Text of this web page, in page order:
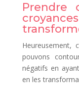
Prendre
Heureusement,
pouvons
négatifs en
en les